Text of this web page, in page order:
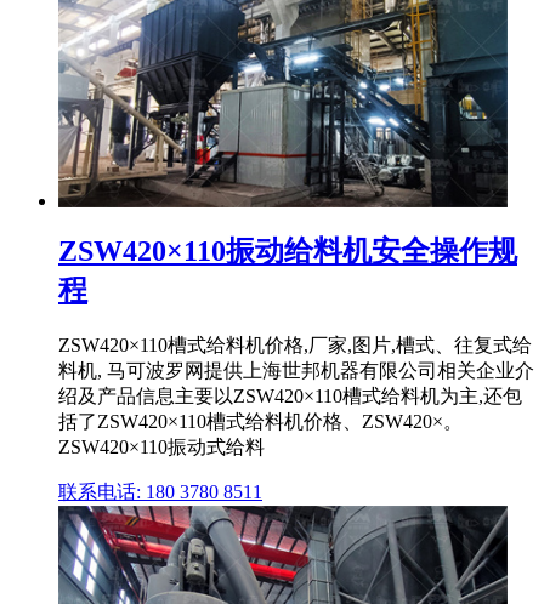
ZSW420×110振动给料机安全操作规
程
ZSW420×110槽式给料机价格,厂家,图片,槽式、往复式给
料机, 马可波罗网提供上海世邦机器有限公司相关企业介
绍及产品信息主要以ZSW420×110槽式给料机为主,还包
括了ZSW420×110槽式给料机价格、ZSW420×。
ZSW420×110振动式给料
联系电话: 180 3780 8511